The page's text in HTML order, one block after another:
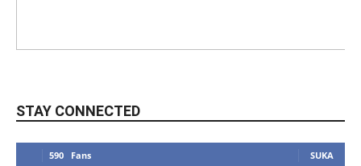
STAY CONNECTED
590 Fans SUKA